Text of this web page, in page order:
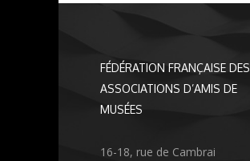
FÉDÉRATION FRANÇAISE DES
ASSOCIATIONS D’AMIS DE
MUSÉES
16-18, rue de Cambrai